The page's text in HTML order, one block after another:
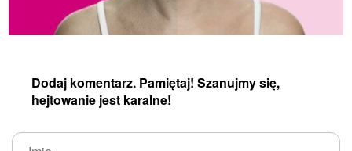
Dodaj komentarz. Pamiętaj! Szanujmy się,
hejtowanie jest karalne!